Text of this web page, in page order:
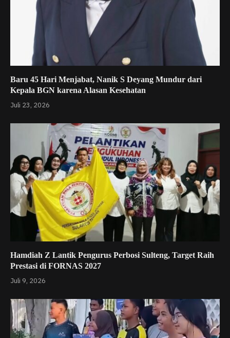
Baru 45 Hari Menjabat, Nanik S Deyang Mundur dari
Kepala BGN karena Alasan Kesehatan
Juli 23, 2026
Hamdiah Z Lantik Pengurus Perbosi Sulteng, Target Raih
Prestasi di FORNAS 2027
Juli 9, 2026